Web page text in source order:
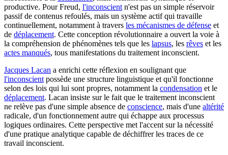
productive. Pour Freud, l'inconscient n'est pas un simple réservoir
passif de contenus refoulés, mais un système actif qui travaille
continuellement, notamment à travers les mécanismes de défense et
de déplacement. Cette conception révolutionnaire a ouvert la voie à
la compréhension de phénomènes tels que les lapsus, les rêves et les
actes manqués, tous manifestations du traitement inconscient.
Jacques Lacan a enrichi cette réflexion en soulignant que
l'inconscient possède une structure linguistique et qu'il fonctionne
selon des lois qui lui sont propres, notamment la condensation et le
déplacement. Lacan insiste sur le fait que le traitement inconscient
ne relève pas d'une simple absence de conscience, mais d'une altérité
radicale, d'un fonctionnement autre qui échappe aux processus
logiques ordinaires. Cette perspective met l'accent sur la nécessité
d'une pratique analytique capable de déchiffrer les traces de ce
travail inconscient.